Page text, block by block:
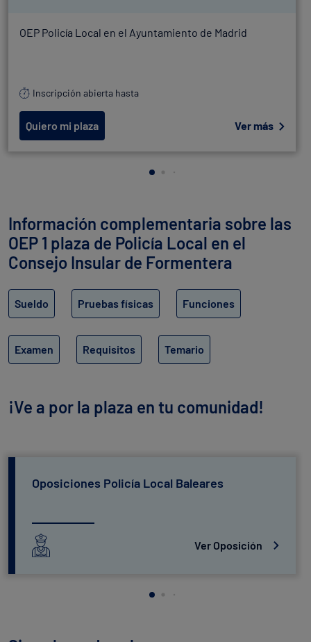
OEP Policía Local en el Ayuntamiento de Madrid
Inscripción abierta hasta
Quiero mi plaza Ver más
Información complementaria sobre las
OEP 1 plaza de Policía Local en el
Consejo Insular de Formentera
Sueldo Pruebas físicas Funciones
Examen Requisitos Temario
¡Ve a por la plaza en tu comunidad!
Oposiciones Policía Local Baleares
Ver Oposición